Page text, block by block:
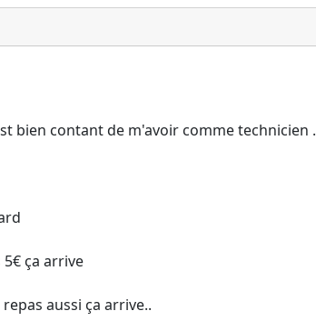
bien contant de m'avoir comme technicien .
ça arrive
aussi ça arrive..